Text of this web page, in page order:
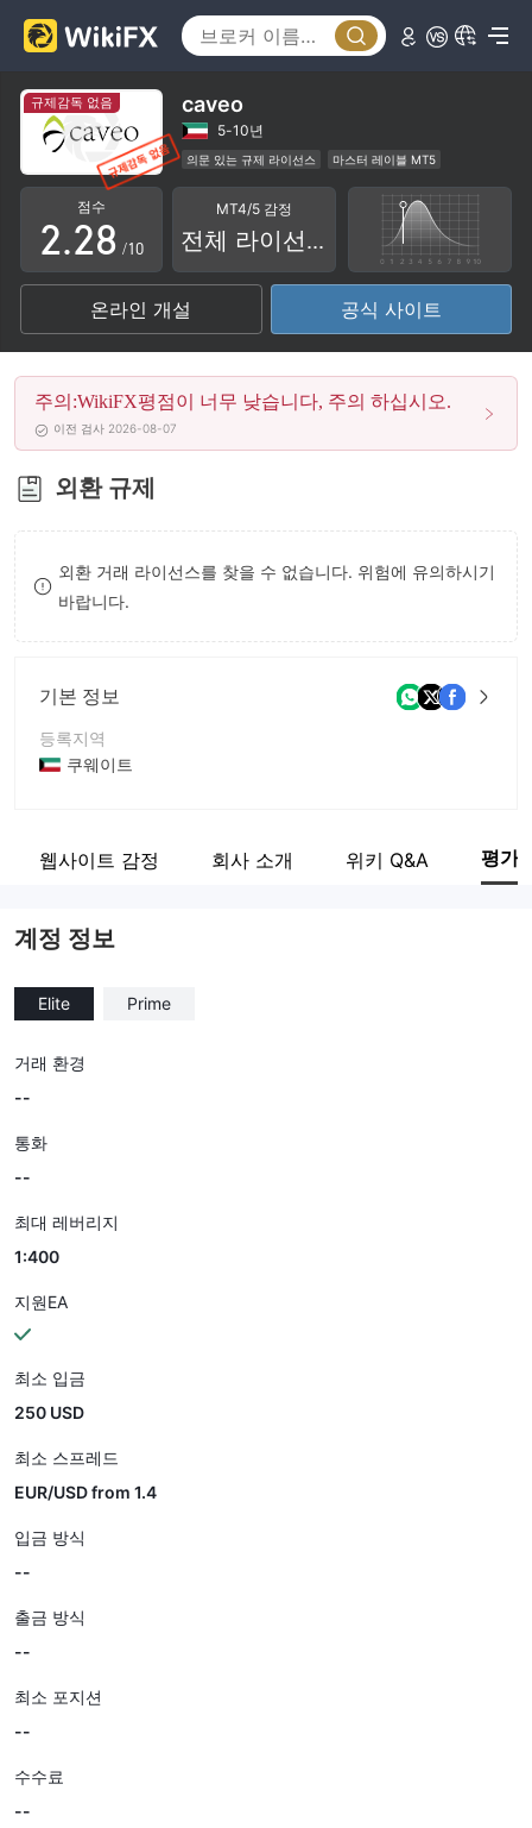
규제감독 없음 caveo
5-10년
의문 있는 규제 라이선스
마스터 레이블 MT5
지역성 브로커
잠재적 위험성이 높음
점수
0
1
2
3
4
5
6
7
8
9
.
0
1
2
3
4
5
6
7
8
9
4
5
6
7
8
9
/10
MT4/5 감정
전체 라이선스
온라인 개설 공식 사이트
주의:WikiFX평점이 너무 낮습니다, 주의 하십시오.
이전 검사 2026-08-07
외환 규제
외환 거래 라이선스를 찾을 수 없습니다. 위험에 유의하시기
바랍니다.
기본 정보
등록지역
쿠웨이트
회사 전체 이름
웹사이트 감정 회사 소개 위키 Q&A 평가
계정 정보
Elite Prime
거래 환경
--
통화
--
최대 레버리지
1:400
지원EA
최소 입금
250 USD
최소 스프레드
EUR/USD from 1.4
입금 방식
--
출금 방식
--
최소 포지션
--
수수료
--